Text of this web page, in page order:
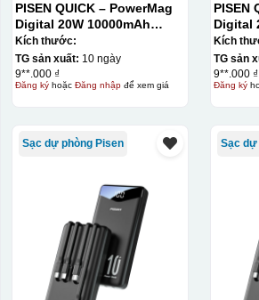
PISEN QUICK – PowerMag
Digital 20W 10000mAh
Power bank. White: 200pcs;
Blue: 200pcs
Kích thước:
TG sản xuất: 10 ngày
9**.000 ₫
Đăng kýhoặc Đăng nhậpđể xem giá
PISEN
Digital 20W
Power
Blue:
Kích
TG sản
9**.000 ₫
Đăng ký
Sạc dự phòng Pisen Sạc dự